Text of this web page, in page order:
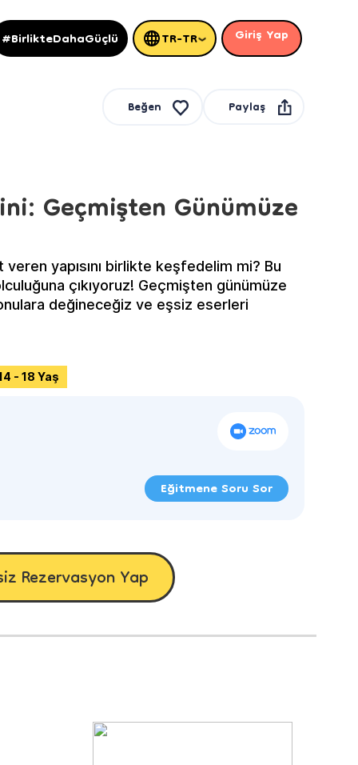
#BirlikteDahaGüçlü TR-TR Giriş Yap
Beğen Paylaş
Geçmişten Günümüze
yapısını birlikte keşfedelim mi? Bu
çıkıyoruz! Geçmişten günümüze
değineceğiz ve eşsiz eserleri
- 18 Yaş
Eğitmene Soru Sor
Rezervasyon Yap